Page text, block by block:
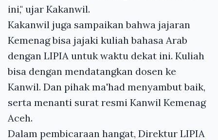
ini," ujar Kakanwil.
Kakanwil juga sampaikan bahwa jajaran
Kemenag bisa jajaki kuliah bahasa Arab
dengan LIPIA untuk waktu dekat ini. Kuliah
bisa dengan mendatangkan dosen ke
Kanwil. Dan pihak ma'had menyambut baik,
serta menanti surat resmi Kanwil Kemenag
Aceh.
Dalam pembicaraan hangat, Direktur LIPIA